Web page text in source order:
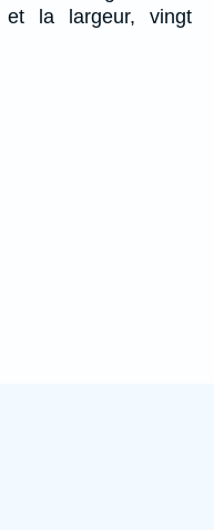
et la largeur, vingt